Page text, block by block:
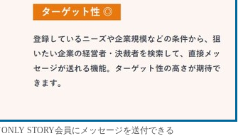
STORY会員にメッセージを送付できる